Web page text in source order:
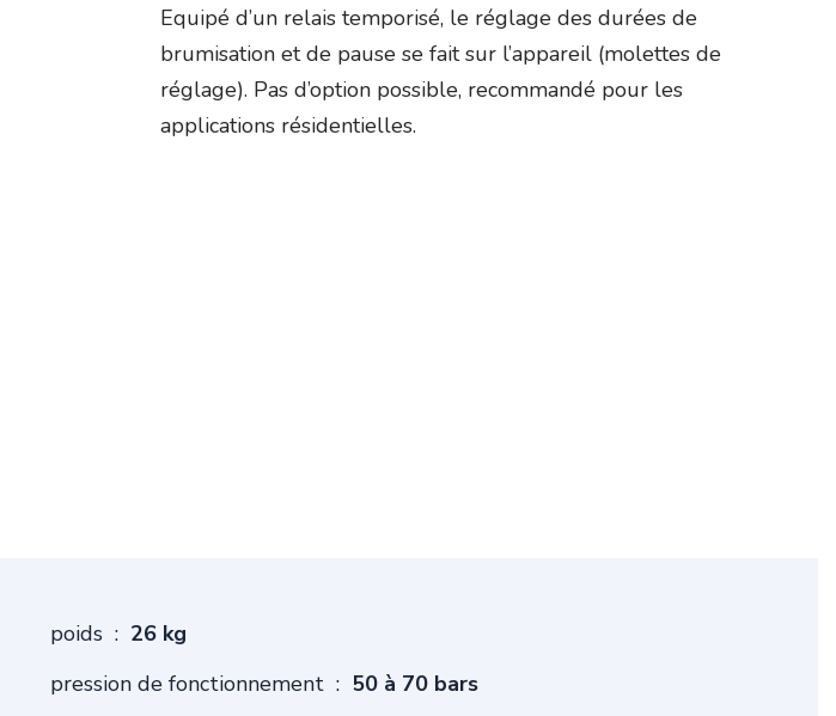
Equipé d’un relais temporisé, le réglage des durées de
brumisation et de pause se fait sur l’appareil (molettes de
réglage). Pas d’option possible, recommandé pour les
applications résidentielles.
poids : 26 kg
pression de fonctionnement : 50 à 70 bars